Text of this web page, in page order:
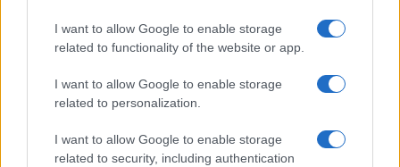
I want to allow Google to enable storage
related to functionality of the website or app.
I want to allow Google to enable storage
related to personalization.
I want to allow Google to enable storage
related to security, including authentication
differenziare l’offerta per le stagioni future
attraverso ingredienti selezionati e accorgimenti
tecnici in cucina.
Il bar, il cocktail pairing e il
riconoscimento Michelin